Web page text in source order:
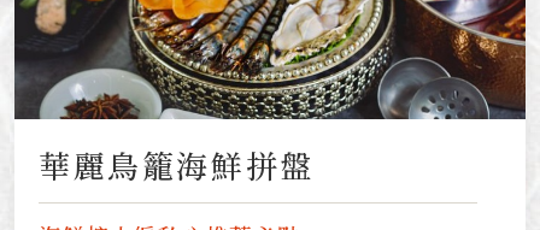
華麗鳥籠海鮮拼盤